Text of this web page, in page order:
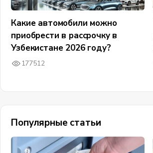
Какие автомобили можно
приобрести в рассрочку в
Узбекистане 2026 году?
177512
Популярные статьи